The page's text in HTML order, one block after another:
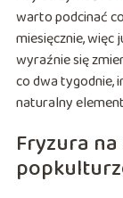
warto podcinać
miesięcznie, więc
wyraźnie się
co dwa tygodnie,
naturalny
Fryzura